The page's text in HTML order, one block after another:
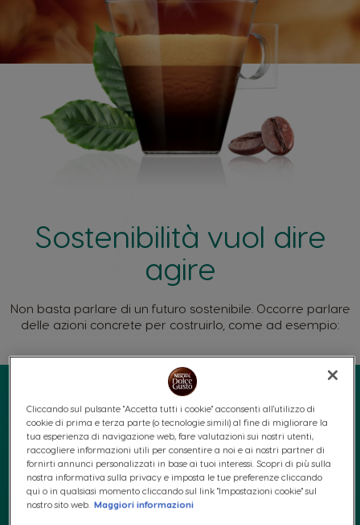
Sostenibilità vuol dire
agire
Non basta parlare di un futuro sostenibile. Occorre parlare
delle azioni concrete per costruirlo, come ad esempio:
Rafforzare il ruolo dei coltivatori e delle loro
comunità fornendo strumenti necessari
per una crescita sostenibile
Cliccando sul pulsante "Accetta tutti i cookie" acconsenti all'utilizzo di
cookie di prima e terza parte (o tecnologie simili) al fine di migliorare la
tua esperienza di navigazione web, fare valutazioni sui nostri utenti,
raccogliere informazioni utili per consentire a noi e ai nostri partner di
fornirti annunci personalizzati in base ai tuoi interessi. Scopri di più sulla
nostra informativa sulla privacy e imposta le tue preferenze cliccando
qui o in qualsiasi momento cliccando sul link "Impostazioni cookie" sul
nostro sito web. Maggiori informazioni